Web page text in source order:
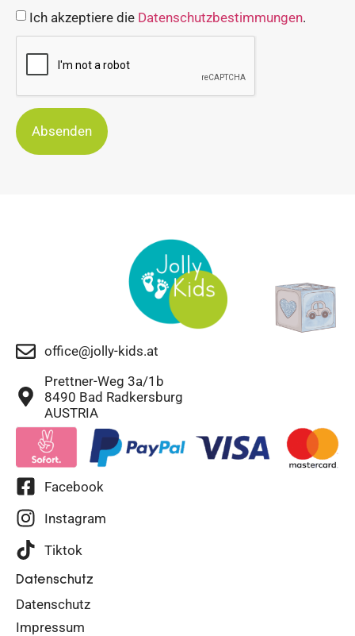
Ich akzeptiere die Datenschutzbestimmungen.
Absenden
office@jolly-kids.at
Prettner-Weg 3a/1b
8490 Bad Radkersburg
AUSTRIA
Facebook
Instagram
Tiktok
Datenschutz
Datenschutz
Impressum